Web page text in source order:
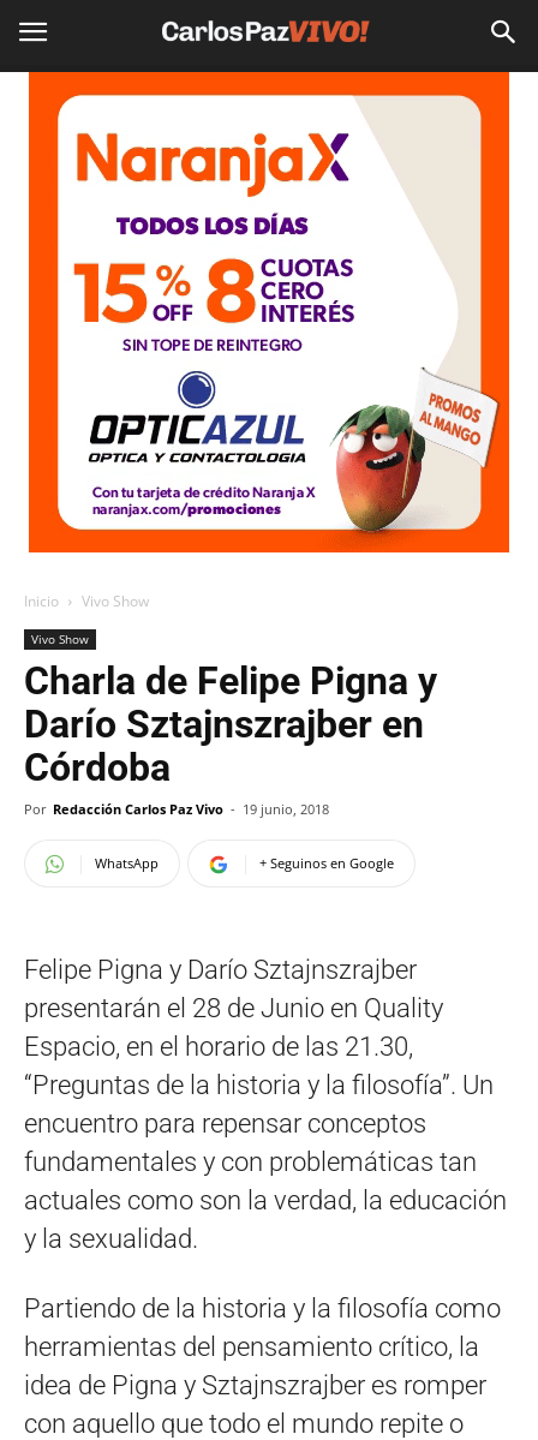
Inicio Vivo Show
Vivo Show
Charla de Felipe Pigna y
Darío Sztajnszrajber en
Córdoba
Por Redacción Carlos Paz Vivo - 19 junio, 2018
WhatsApp + Seguinos en Google
Felipe Pigna y Darío Sztajnszrajber
presentarán el 28 de Junio en Quality
Espacio, en el horario de las 21.30,
“Preguntas de la historia y la filosofía”. Un
encuentro para repensar conceptos
fundamentales y con problemáticas tan
actuales como son la verdad, la educación
y la sexualidad.
Partiendo de la historia y la filosofía como
herramientas del pensamiento crítico, la
idea de Pigna y Sztajnszrajber es romper
con aquello que todo el mundo repite o